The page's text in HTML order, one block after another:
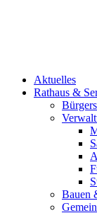
Aktuelles
Rathaus &
Bauen